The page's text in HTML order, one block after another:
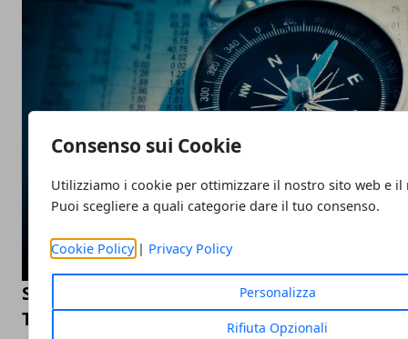
Consenso sui Cookie
Utilizziamo i cookie per ottimizzare il nostro sito web e il
Puoi scegliere a quali categorie dare il tuo consenso.
Cookie Policy| Privacy Policy
Personalizza
Rifiuta Opzionali
Scopri il mondo degli Expert Advisor: il
Trading Millimetrico